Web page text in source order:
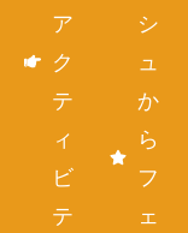
ア
ク
テ
ィ
ビ
テ
シ
ュ
か
ら
フ
ェ